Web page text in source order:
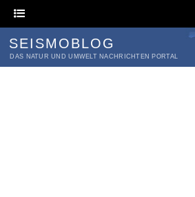
SEISMOBLOG
DAS NATUR UND UMWELT NACHRICHTEN PORTAL